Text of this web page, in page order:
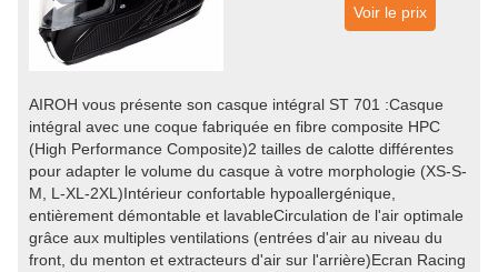
Voir le prix
AIROH vous présente son casque intégral ST 701 :Casque
intégral avec une coque fabriquée en fibre composite HPC
(High Performance Composite)2 tailles de calotte différentes
pour adapter le volume du casque à votre morphologie (XS-S-
M, L-XL-2XL)Intérieur confortable hypoallergénique,
entièrement démontable et lavableCirculation de l'air optimale
grâce aux multiples ventilations (entrées d'air au niveau du
front, du menton et extracteurs d'air sur l'arrière)Ecran Racing